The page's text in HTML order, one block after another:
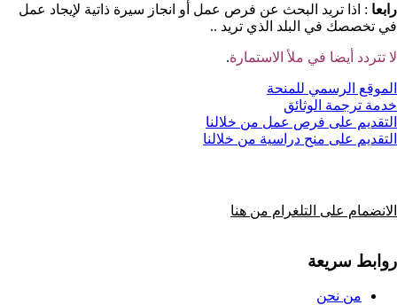
رابعا : اذا تريد البحث عن فرص عمل أو انجاز سيرة ذاتية لإيجاد عمل
في تخصصك في البلد الذي تريد ..
لا تتردد أيضا في ملأ الاستمارة.
الموقع الرسمي للمنحة
خدمة ترجمة الوثائق
التقديم على فرص عمل من خلالنا
التقديم على منح دراسية من خلالنا
الانضمام على التلغرام من هنا
روابط سريعة
من نحن